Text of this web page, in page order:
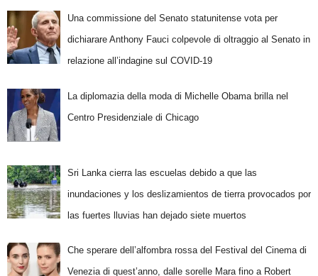
Una commissione del Senato statunitense vota per
dichiarare Anthony Fauci colpevole di oltraggio al Senato in
relazione all’indagine sul COVID-19
La diplomazia della moda di Michelle Obama brilla nel
Centro Presidenziale di Chicago
Sri Lanka cierra las escuelas debido a que las
inundaciones y los deslizamientos de tierra provocados por
las fuertes lluvias han dejado siete muertos
Che sperare dell’alfombra rossa del Festival del Cinema di
Venezia di quest’anno, dalle sorelle Mara fino a Robert